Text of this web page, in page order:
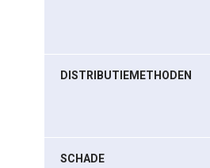
DISTRIBUTIEMETHODEN
SCHADE